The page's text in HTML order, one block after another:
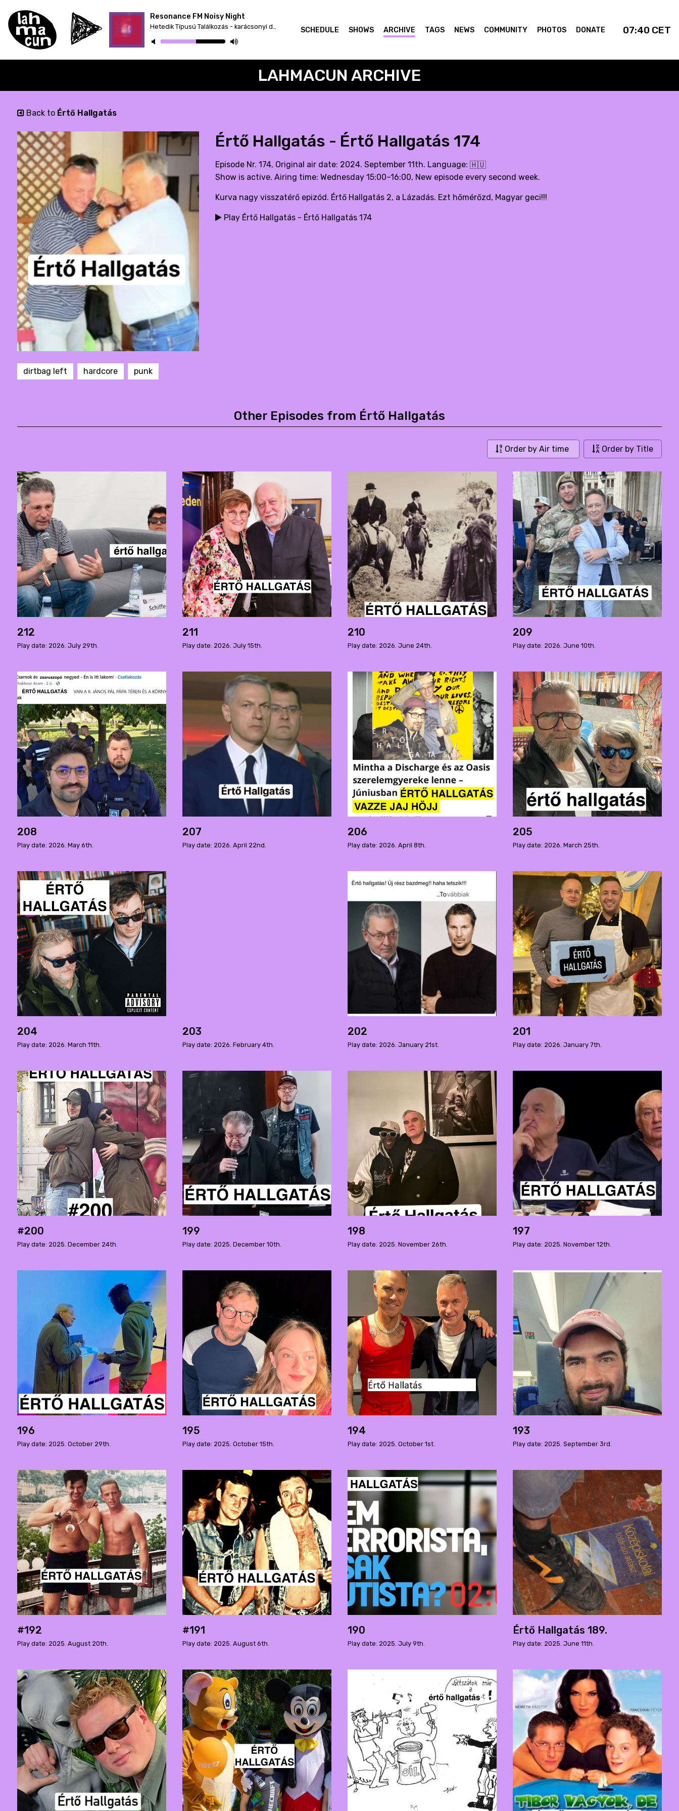
Resonance FM Noisy Night
Hetedik Típusú Találkozás - karácsonyi dekoráció felfújható mikulás télapó 270cm SCHEDULE SHOWS ARCHIVE TAGS NEWS COMMUNITY PHOTOS DONATE 07:40 CET
LAHMACUN ARCHIVE
Back to Értő Hallgatás
dirtbag left hardcore punk
Értő Hallgatás - Értő Hallgatás 174
Episode Nr. 174, Original air date: 2024. September 11th. Language: 🇭🇺
Show is active. Airing time: Wednesday 15:00–16:00, New episode every second week.
Kurva nagy visszatérő epizód. Értő Hallgatás 2, a Lázadás. Ezt hőmérőzd, Magyar geci!!!
Play Értő Hallgatás - Értő Hallgatás 174
Other Episodes from Értő Hallgatás
Order by Air time Order by Title
212
Play date: 2026. July 29th.
211
Play date: 2026. July 15th.
210
Play date: 2026. June 24th.
209
Play date: 2026. June 10th.
208
Play date: 2026. May 6th.
207
Play date: 2026. April 22nd.
206
Play date: 2026. April 8th.
205
Play date: 2026. March 25th.
204
Play date: 2026. March 11th.
203
Play date: 2026. February 4th.
202
Play date: 2026. January 21st.
201
Play date: 2026. January 7th.
#200
Play date: 2025. December 24th.
199
Play date: 2025. December 10th.
198
Play date: 2025. November 26th.
197
Play date: 2025. November 12th.
196
Play date: 2025. October 29th.
195
Play date: 2025. October 15th.
194
Play date: 2025. October 1st.
193
Play date: 2025. September 3rd.
#192
Play date: 2025. August 20th.
#191
Play date: 2025. August 6th.
190
Play date: 2025. July 9th.
Értő Hallgatás 189.
Play date: 2025. June 11th.